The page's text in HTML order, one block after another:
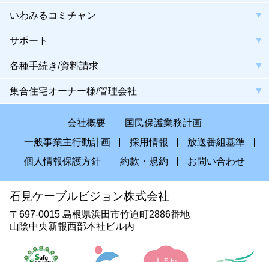
いわみるコミチャン
サポート
各種手続き/資料請求
集合住宅オーナー様/管理会社
会社概要
国民保護業務計画
一般事業主行動計画
採用情報
放送番組基準
個人情報保護方針
約款・規約 お問い合わせ
石見ケーブルビジョン株式会社
〒697-0015 島根県浜田市竹迫町2886番地
山陰中央新報西部本社ビル内